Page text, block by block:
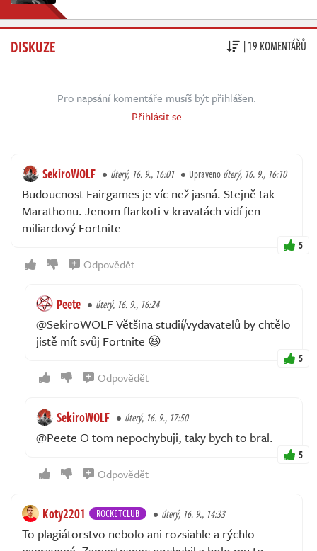
DISKUZE | 19 KOMENTÁŘŮ
Pro napsání komentáře musíš být přihlášen.
Přihlásit se
SekiroWOLF úterý, 16. 9., 16:01 Upravenoúterý, 16. 9., 16:10
Budoucnost Fairgames je víc než jasná. Stejně tak
Marathonu. Jenom flarkoti v kravatách vidí jen
miliardový Fortnite
5
Odpovědět
Peete úterý, 16. 9., 16:24
@SekiroWOLF Většina studií/vydavatelů by chtělo
jistě mít svůj Fortnite 😆
5
Odpovědět
SekiroWOLF úterý, 16. 9., 17:50
@Peete O tom nepochybuji, taky bych to bral.
5
Odpovědět
Koty2201 ROCKETCLUB úterý, 16. 9., 14:33
To plagiátorstvo nebolo ani rozsiahle a rýchlo